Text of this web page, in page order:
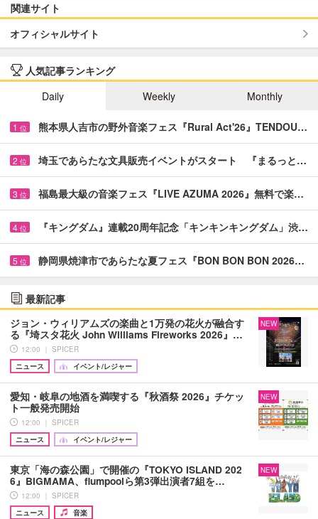
関連サイト
オフィシャルサイト
人気記事ランキング
Daily
Weekly Monthly
1 位 熊本県人吉市の野外音楽フェス『Rural Act'26』TENDOU…
2 位 埼玉であらたな文具販売イベントがスタート 『まるっと…
3 位 福島最大級の音楽フェス『LIVE AZUMA 2026』無料で楽…
4 位 『キングダム』連載20周年記念「キンキンキングダム」渋…
5 位 静岡県焼津市であらたな夏フェス『BON BON BON 2026…
最新記事
ジョン・ウィリアムズの楽曲と1万発の花火が融合す
る『埼スタ花火 John Williams Fireworks 2026』…
12:00 ｜ SPICER
ニュース
イベント/レジャー
NEW
愛知・岐阜の地酒を満喫する『秋酒祭 2026』チケッ
ト一般発売開始
12:00 ｜ SPICER
ニュース
イベント/レジャー
NEW
東京「海の森公園」で開催の『TOKYO ISLAND 202
6』BIGMAMA、flumpoolら第3弾出演者7組を…
12:00 ｜ SPICER
ニュース
音楽
NEW